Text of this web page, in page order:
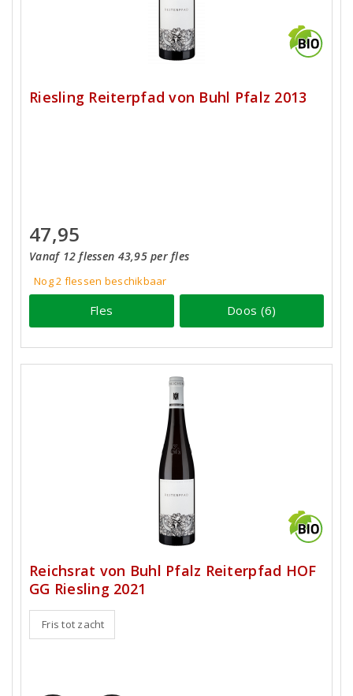
Riesling Reiterpfad von Buhl Pfalz 2013
47,95
Vanaf 12 flessen 43,95 per fles
Nog 2 flessen beschikbaar
Fles Doos (6)
Reichsrat von Buhl Pfalz Reiterpfad HOF
GG Riesling 2021
Fris tot zacht